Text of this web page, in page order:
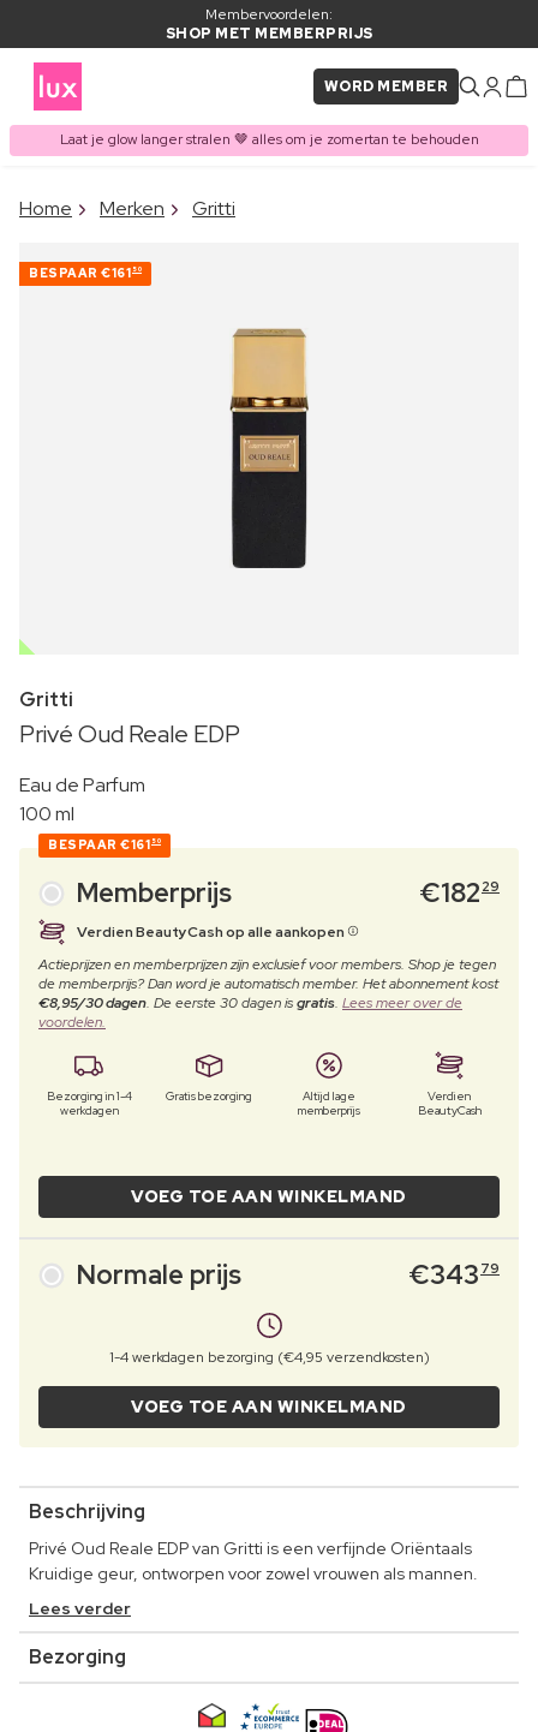
Membervoordelen:
SHOP MET MEMBERPRIJS
WORD MEMBER
Laat je glow langer stralen 🤎 alles om je zomertan te behouden
ITEM TOEGEVOEGD AAN
Home Merken Gritti
BESPAAR €161 50
OUTLET
Gritti
Privé Oud Reale EDP
Eau de Parfum
100 ml
BESPAAR €161 50
Memberprijs €182 29
Verdien BeautyCash op alle aankopen
Actieprijzen en memberprijzen zijn exclusief voor members. Shop je tegen
de memberprijs? Dan word je automatisch member. Het abonnement kost
€8,95/30 dagen. De eerste 30 dagen isgratis. Lees meer over de
voordelen.
Bezorging in 1-4
werkdagen
Gratis bezorging
Altijd lage
memberprijs
Verdien
BeautyCash
VOEG TOE AAN WINKELMAND
Normale prijs €343 79
1-4 werkdagen bezorging (€4,95 verzendkosten)
VOEG TOE AAN WINKELMAND
Beschrijving
Privé Oud Reale EDP van Gritti is een verfijnde Oriëntaals
Kruidige geur, ontworpen voor zowel vrouwen als mannen.
Lees verder
Bezorging